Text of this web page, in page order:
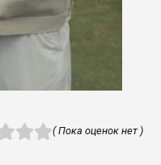
( Пока оценок нет )